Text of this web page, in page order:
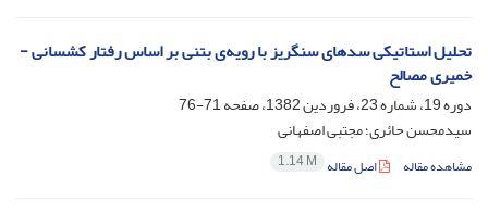
تحلیل استاتیکی سد‌های سنگریز با رویه‌ی بتنی بر اساس رفتار کشسانی -
خمیری مصالح
دوره 19، شماره 23، فروردین 1382، صفحه
71-76
سیدمحسن حائری؛ مجتبی اصفهانی
مشاهده مقاله اصل مقاله 1.14 M